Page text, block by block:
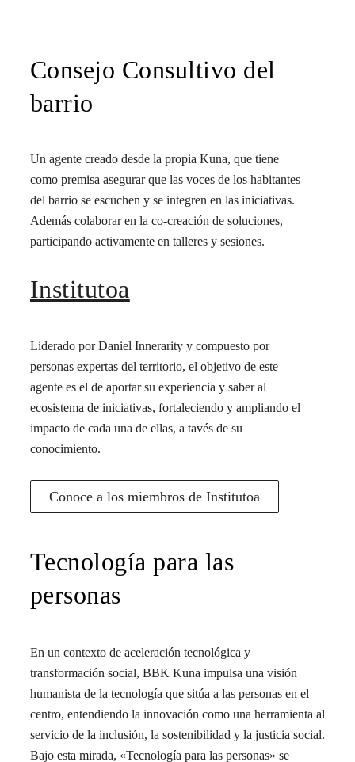
Consejo Consultivo del
barrio
Un agente creado desde la propia Kuna, que tiene
como premisa asegurar que las voces de los habitantes
del barrio se escuchen y se integren en las iniciativas.
Además colaborar en la co-creación de soluciones,
participando activamente en talleres y sesiones.
Institutoa
Liderado por Daniel Innerarity y compuesto por
personas expertas del territorio, el objetivo de este
agente es el de aportar su experiencia y saber al
ecosistema de iniciativas, fortaleciendo y ampliando el
impacto de cada una de ellas, a tavés de su
conocimiento.
Conoce a los miembros de Institutoa
Tecnología para las
personas
En un contexto de aceleración tecnológica y
transformación social, BBK Kuna impulsa una visión
humanista de la tecnología que sitúa a las personas en el
centro, entendiendo la innovación como una herramienta al
servicio de la inclusión, la sostenibilidad y la justicia social.
Bajo esta mirada, «Tecnología para las personas» se